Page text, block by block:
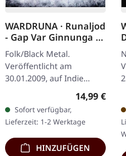
WARDRUNA · Runaljod
- Gap Var Ginnunga |
CD
Folk/Black Metal.
Veröffentlicht am
30.01.2009, auf Indie
Standard-Jewelcase.
Wardruna erschafft mit
„Runaljod - Gap Var
Ginnunga"…
Regulärer
14,99 €
Sofort verfügbar,
Lieferzeit: 1-2 Werktage
HINZUFÜGEN